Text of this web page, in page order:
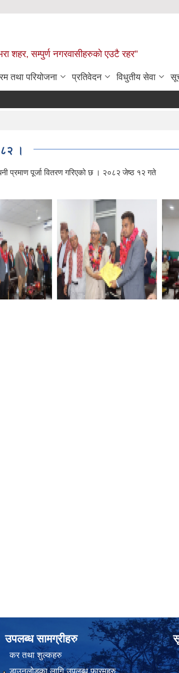
शहर, सम्पुर्ण नगरवासीहरुकाे एउटै रहर"
तथा परियोजना प्रतिवेदन विधुतीय सेवा
।
प्रमाण पूर्जा वितरण गरिएको छ । २०८२ जेष्ठ १२ गते
उपलब्ध सामग्रीहरु
कर तथा शुल्कहरु